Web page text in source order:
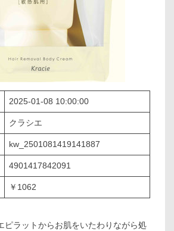
2025-01-08 10:00:00
クラシエ
kw_2501081419141887
4901417842091
￥1062
ピラットからお肌をいたわりながら処